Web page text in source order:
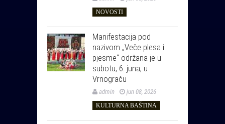
NOVOSTI
Manifestacija pod
nazivom „Veče plesa i
pjesme“ održana je u
subotu, 6. juna, u
Vrnograču
admin jun 08, 2026
KULTURNA BAŠTINA